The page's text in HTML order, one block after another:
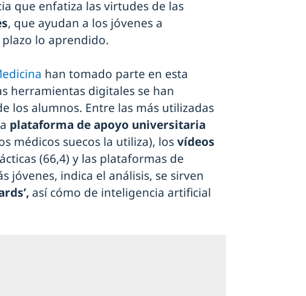
que enfatiza las virtudes de las
, que ayudan a los jóvenes a
lo aprendido.
han tomado parte en esta
herramientas digitales se han
los alumnos. Entre las más utilizadas
plataforma de apoyo universitaria
médicos suecos la utiliza), losvídeos
(66,4) y las plataformas de
jóvenes, indica el análisis, se sirven
así cómo de inteligencia artificial